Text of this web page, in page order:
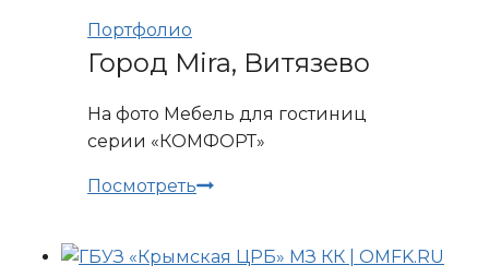
Портфолио
Город Mira, Витязево
На фото Мебель для гостиниц
серии «КОМФОРТ»
ПосмотретьГород